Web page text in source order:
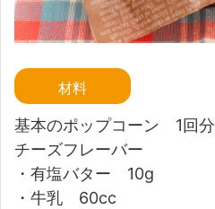
材料
基本のポップコーン 1回分
チーズフレーバー
・有塩バター 10g
・牛乳 60cc